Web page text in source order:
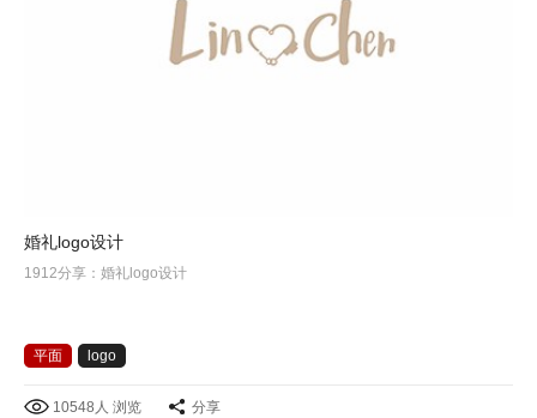
婚礼logo设计
1912分享：婚礼logo设计
平面 logo
10548人 浏览 分享